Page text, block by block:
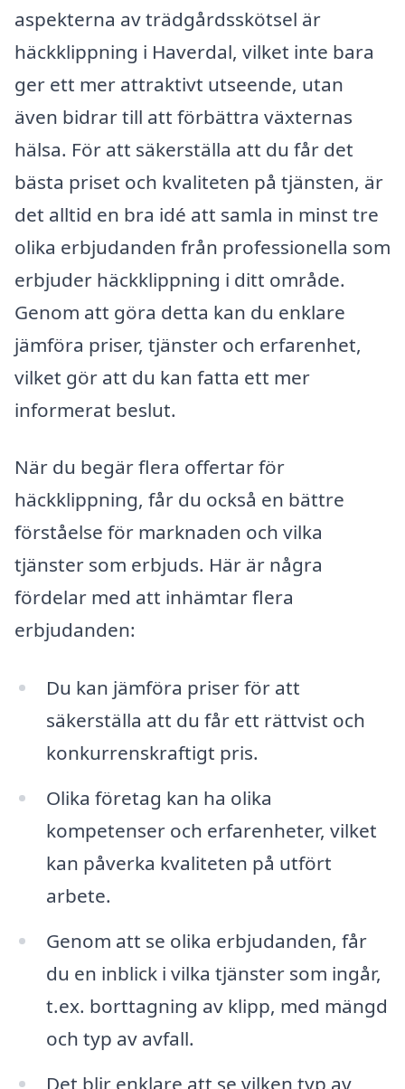
aspekterna av trädgårdsskötsel är
häckklippning i Haverdal, vilket inte bara
ger ett mer attraktivt utseende, utan
även bidrar till att förbättra växternas
hälsa. För att säkerställa att du får det
bästa priset och kvaliteten på tjänsten, är
det alltid en bra idé att samla in minst tre
olika erbjudanden från professionella som
erbjuder häckklippning i ditt område.
Genom att göra detta kan du enklare
jämföra priser, tjänster och erfarenhet,
vilket gör att du kan fatta ett mer
informerat beslut.
När du begär flera offertar för
häckklippning, får du också en bättre
förståelse för marknaden och vilka
tjänster som erbjuds. Här är några
fördelar med att inhämtar flera
erbjudanden:
Du kan jämföra priser för att
säkerställa att du får ett rättvist och
konkurrenskraftigt pris.
Olika företag kan ha olika
kompetenser och erfarenheter, vilket
kan påverka kvaliteten på utfört
arbete.
Genom att se olika erbjudanden, får
du en inblick i vilka tjänster som ingår,
t.ex. borttagning av klipp, med mängd
och typ av avfall.
Det blir enklare att se vilken typ av